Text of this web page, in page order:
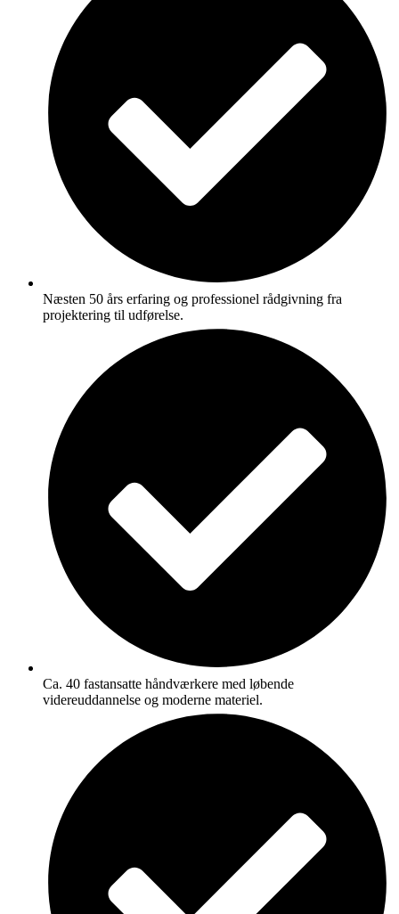
Næsten 50 års erfaring og professionel rådgivning fra
projektering til udførelse.
Ca. 40 fastansatte håndværkere med løbende
videreuddannelse og moderne materiel.